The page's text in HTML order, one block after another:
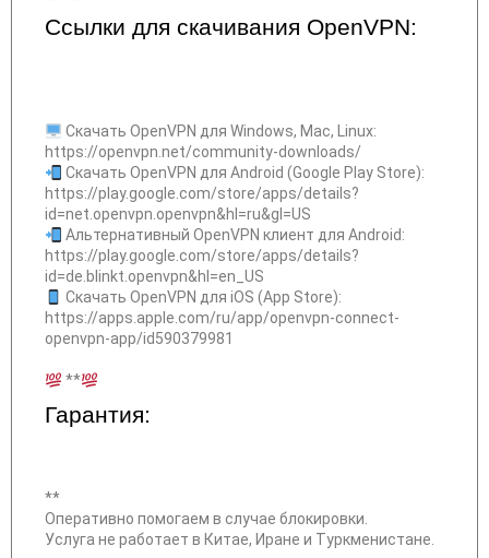
Ссылки для скачивания OpenVPN:
Скачать OpenVPN для Windows, Mac, Linux:
https://openvpn.net/community-downloads/
Скачать OpenVPN для Android (Google Play Store):
https://play.google.com/store/apps/details?
id=net.openvpn.openvpn&hl=ru&gl=US
Альтернативный OpenVPN клиент для Android:
https://play.google.com/store/apps/details?
id=de.blinkt.openvpn&hl=en_US
Скачать OpenVPN для iOS (App Store):
https://apps.apple.com/ru/app/openvpn-connect-
openvpn-app/id590379981
**
Гарантия:
**
Оперативно помогаем в случае блокировки.
Услуга не работает в Китае, Иране и Туркменистане.